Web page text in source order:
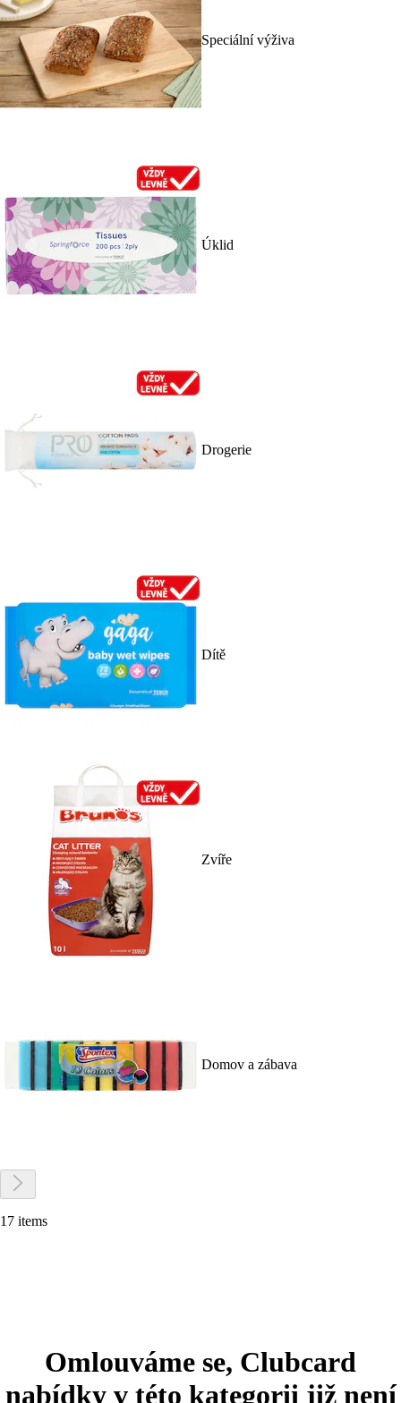
Speciální výživa
Úklid
Drogerie
Dítě
Zvíře
Domov a zábava
17 items
Omlouváme se, Clubcard
nabídky v této kategorii již není